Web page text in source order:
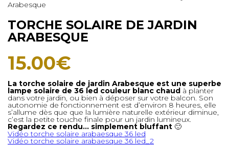
Arabesque
TORCHE SOLAIRE DE JARDIN
ARABESQUE
15.00€
La torche solaire de jardin Arabesque est une superbe
lampe solaire de 36 led couleur blanc chaud à planter
dans votre jardin, ou bien à déposer sur votre balcon. Son
autonomie de fonctionnement est d’environ 8 heures, elle
s’allume dès que que la lumière naturelle extérieur diminue,
c’est la petite touche finale pour un jardin lumineux.
Regardez ce rendu… simplement bluffant 🙂
Vidéo torche solaire arabaesque 36 led
Vidéo torche solaire arabaesque 36 led_2